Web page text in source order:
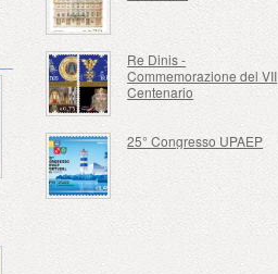
Re Dinis -
Commemorazione del VII
Centenario
25° Congresso UPAEP